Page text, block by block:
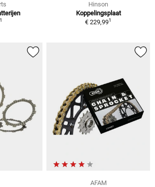
Hinson
Koppelingsplaat
€ 229,991
AFAM